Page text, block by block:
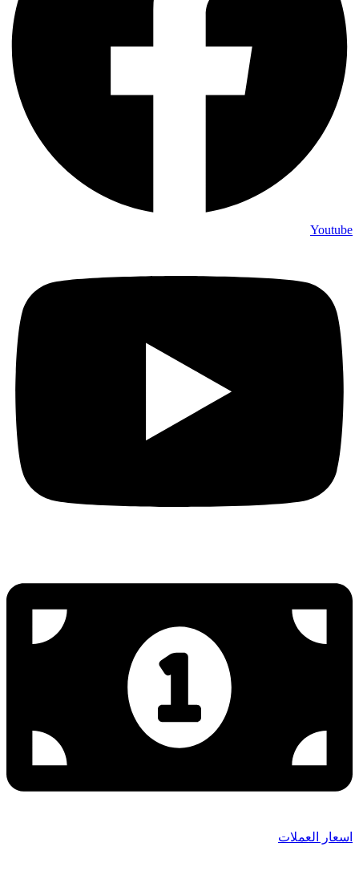
Youtube
اسعار العملات